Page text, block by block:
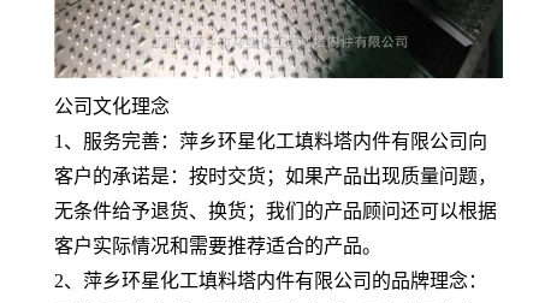
公司文化理念
1、服务完善：萍乡环星化工填料塔内件有限公司向
客户的承诺是：按时交货；如果产品出现质量问题，
无条件给予退货、换货；我们的产品顾问还可以根据
客户实际情况和需要推荐适合的产品。
2、萍乡环星化工填料塔内件有限公司的品牌理念：